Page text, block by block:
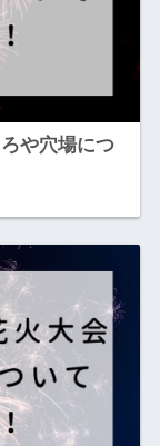
や穴場につ